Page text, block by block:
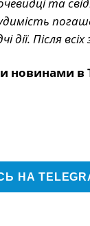
дії. Після
новинами в
НА